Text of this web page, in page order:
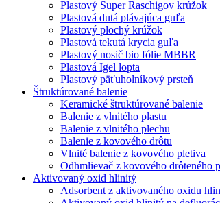
Plastový Super Raschigov krúžok
Plastová dutá plávajúca guľa
Plastový plochý krúžok
Plastová tekutá krycia guľa
Plastový nosič bio fólie MBBR
Plastová Igel lopta
Plastový päťuholníkový prsteň
Štruktúrované balenie
Keramické štruktúrované balenie
Balenie z vlnitého plastu
Balenie z vlnitého plechu
Balenie z kovového drôtu
Vlnité balenie z kovového pletiva
Odhmlievač z kovového drôteného
Aktivovaný oxid hlinitý
Adsorbent z aktivovaného oxidu